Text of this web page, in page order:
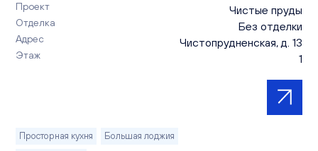
Проект Чистые пруды
Отделка Без отделки
Адрес Чистопрудненская, д. 13
Этаж 1
Просторная кухня
Большая лоджия